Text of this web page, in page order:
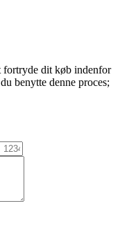
fortryde dit køb indenfor
benytte denne proces;